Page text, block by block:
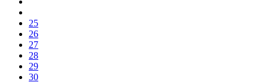
25
26
27
28
29
30